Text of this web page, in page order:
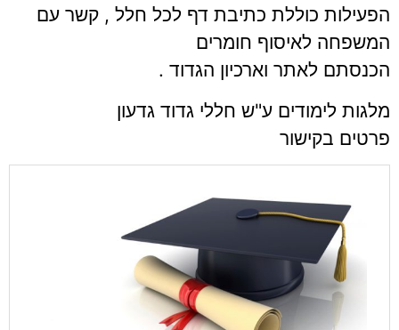
הפעילות כוללת כתיבת דף לכל חלל , קשר עם
המשפחה לאיסוף חומרים
הכנסתם לאתר וארכיון הגדוד .
מלגות לימודים ע"ש חללי גדוד גדעון
פרטים בקישור